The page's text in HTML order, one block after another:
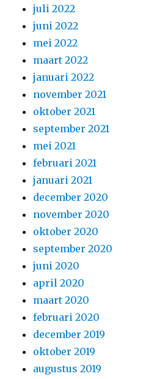
juli 2022
juni 2022
mei 2022
maart 2022
januari 2022
november 2021
oktober 2021
september 2021
mei 2021
februari 2021
januari 2021
december 2020
november 2020
oktober 2020
september 2020
juni 2020
april 2020
maart 2020
februari 2020
december 2019
oktober 2019
augustus 2019